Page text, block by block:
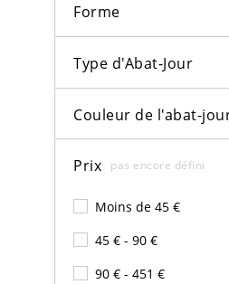
Forme
Type d'Abat-Jour
Couleur de l'abat-
Prix pas encore défini
Moins de 45 €
45 € - 90 €
90 € - 451 €